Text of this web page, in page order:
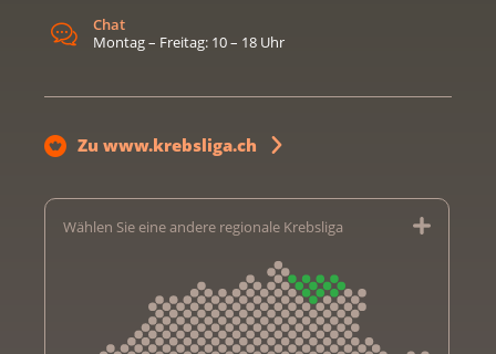
Chat
Montag – Freitag: 10 – 18 Uhr
Zu www.krebsliga.ch
Wählen Sie eine andere regionale Krebsliga